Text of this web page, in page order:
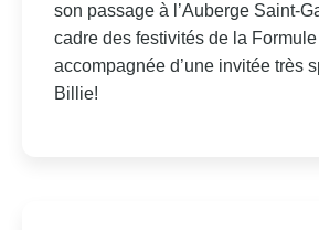
son passage à l’Auberge Saint-
cadre des festivités de la
accompagnée d’une invitée très
Billie!